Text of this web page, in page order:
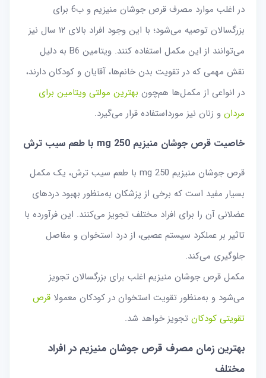
در اغلب موارد مصرف قرص جوشان منیزیم و ب6 برای
بزرگسالان توصیه می‌شود؛ با این وجود افراد بالای ۱۲ سال نیز
می‌توانند از این مکمل استفاده کنند. ویتامین B6 به دلیل
نقش مهمی که در تقویت بدن خانم‌ها، آقایان و کودکان دارند،
در انواعی از مکمل‌ها هم‌چون بهترین مولتی ویتامین برای
مردان و زنان نیز مورد‌استفاده قرار می‌گیرد.
خاصیت قرص جوشان منیزیم mg 250 با طعم سیب ترش
قرص جوشان منیزیم mg 250 با طعم سیب ترش، یک مکمل
بسیار مفید است که برخی از پزشکان به‌منظور بهبود دردهای
عضلانی آن را برای افراد مختلف تجویز می‌کنند. این فرآورده با
تاثیر بر عملکرد سیستم عصبی، از درد استخوان و مفاصل
جلوگیری می‌کند.
مکمل قرص جوشان منیزیم اغلب برای بزرگسالان تجویز
می‌شود و به‌منظور تقویت استخوان در کودکان معمولا قرص
تقویتی کودکان تجویز خواهد شد.
بهترین زمان مصرف قرص جوشان منیزیم در افراد
مختلف